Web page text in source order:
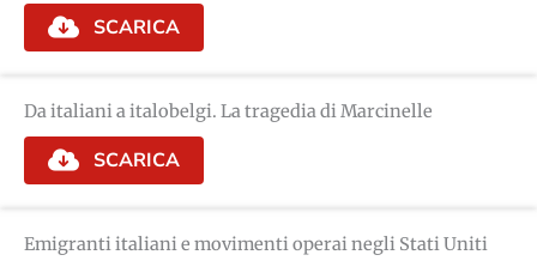
SCARICA
Da italiani a italobelgi. La tragedia di Marcinelle
SCARICA
Emigranti italiani e movimenti operai negli Stati Uniti